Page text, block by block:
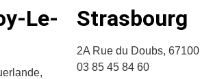
Le-
Strasbourg
2A Rue du Doubs, 67100
03 85 45 84 60